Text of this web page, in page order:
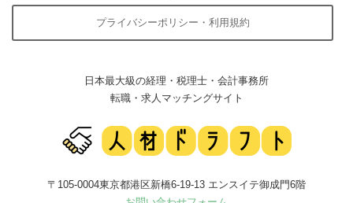
プライバシーポリシー・利用規約
日本最大級の経理・税理士・会計事務所
転職・求人マッチングサイト
〒105-0004東京都港区新橋6-19-13 エンスイテ御成門6階